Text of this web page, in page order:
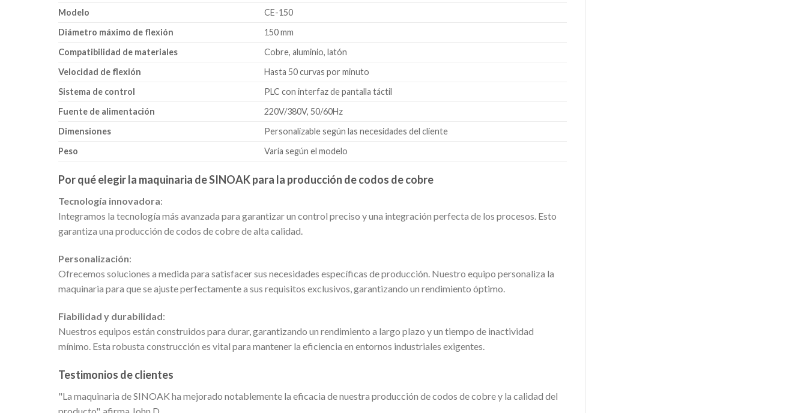
Modelo
CE-150
Diámetro máximo de flexión
150 mm
Compatibilidad de materiales
Cobre, aluminio, latón
Velocidad de flexión
Hasta 50 curvas por minuto
Sistema de control
PLC con interfaz de pantalla táctil
Fuente de alimentación
220V/380V, 50/60Hz
Dimensiones
Personalizable según las necesidades del cliente
Peso
Varía según el modelo
Por qué elegir la maquinaria de SINOAK para la producción de codos de cobre
Tecnología innovadora:
Integramos la tecnología más avanzada para garantizar un control preciso y una integración perfecta de los procesos. Esto
garantiza una producción de codos de cobre de alta calidad.
Personalización:
Ofrecemos soluciones a medida para satisfacer sus necesidades específicas de producción. Nuestro equipo personaliza la
maquinaria para que se ajuste perfectamente a sus requisitos exclusivos, garantizando un rendimiento óptimo.
Fiabilidad y durabilidad:
Nuestros equipos están construidos para durar, garantizando un rendimiento a largo plazo y un tiempo de inactividad
mínimo. Esta robusta construcción es vital para mantener la eficiencia en entornos industriales exigentes.
Testimonios de clientes
"La maquinaria de SINOAK ha mejorado notablemente la eficacia de nuestra producción de codos de cobre y la calidad del
producto", afirma John D.